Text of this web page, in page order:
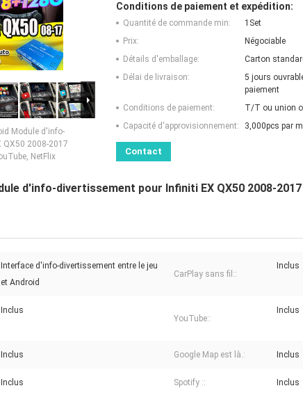
Module d'info-
QX50 2008-2017
NetFlix
Conditions de paiement et expédition:
Quantité de commande min:
1Set
Prix:
Négociable
Détails d'emballage:
Carton
Délai de livraison:
5 jours
paiement
Conditions de paiement:
T/T ou union
Capacité d'approvisionnement:
3,000pcs par
Contact
d'info-divertissement pour Infiniti EX QX50 2008-
Interface d'info-divertissement entre le jeu
et Android
CarPlay sans fil::
Inclus
Inclus
YouTube::
Inclus
Inclus Google Map est là.: Inclus
Inclus Spotify :: Inclus